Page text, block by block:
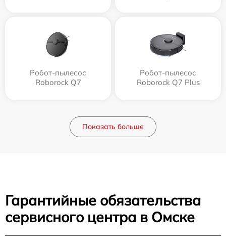
Робот-пылесос
Roborock Q7
Робот-пылесос
Roborock Q7 Plus
Показать больше
Гарантийные обязательства
сервисного центра в Омске